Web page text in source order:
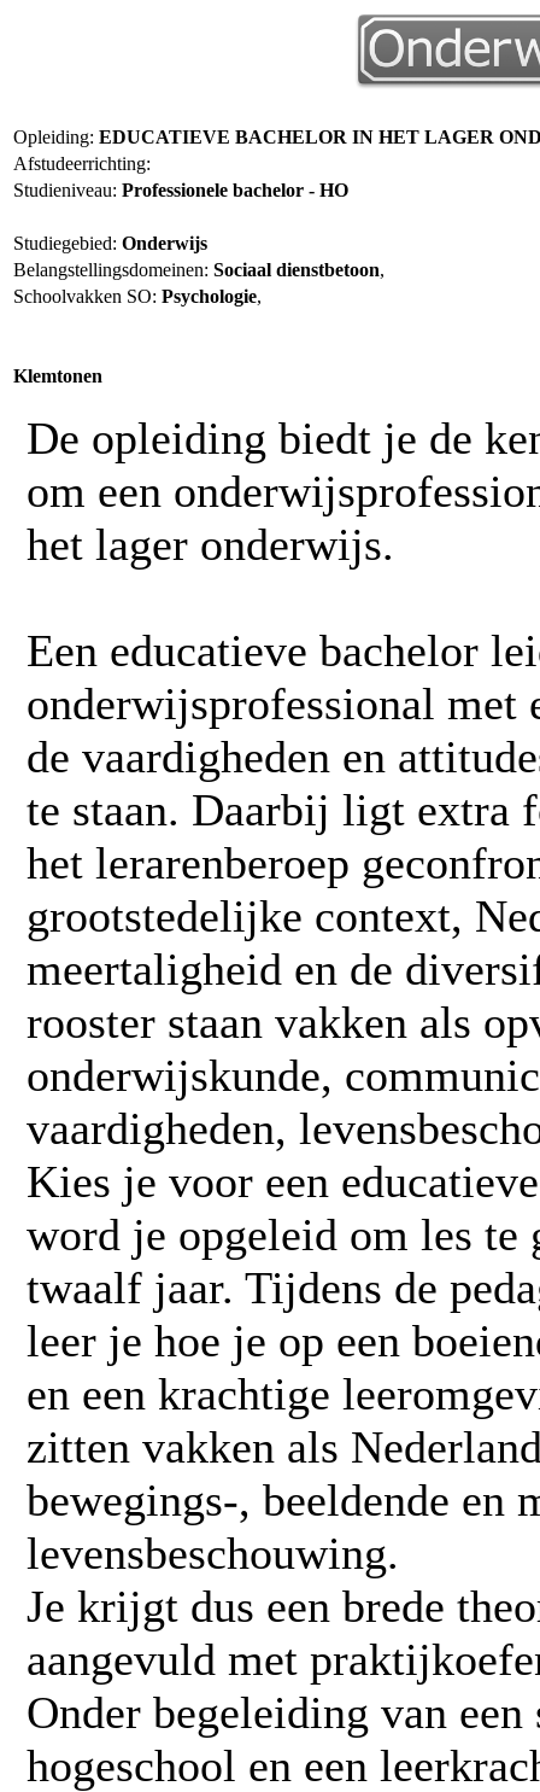
Opleiding: EDUCATIEVE BACHELOR IN HET LAGER
Afstudeerrichting:
Studieniveau: Professionele bachelor - HO
Studiegebied: Onderwijs
Belangstellingsdomeinen: Sociaal dienstbetoon,
Schoolvakken SO: Psychologie,
Klemtonen
De opleiding biedt je de
om een
het lager onderwijs.
Een educatieve bachelor
onderwijsprofessional met
de vaardigheden en
te staan. Daarbij ligt extra
het lerarenberoep
grootstedelijke context,
meertaligheid en de
rooster staan vakken als
onderwijskunde,
vaardigheden,
Kies je voor een
word je opgeleid om les te
twaalf jaar. Tijdens de
leer je hoe je op een
en een krachtige
zitten vakken als
bewegings-, beeldende en
levensbeschouwing.
Je krijgt dus een brede
aangevuld met
Onder begeleiding van
hogeschool en een